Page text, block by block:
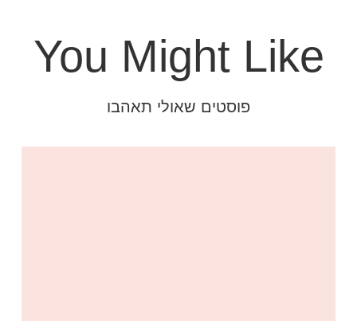
You Might Like
פוסטים שאולי תאהבו